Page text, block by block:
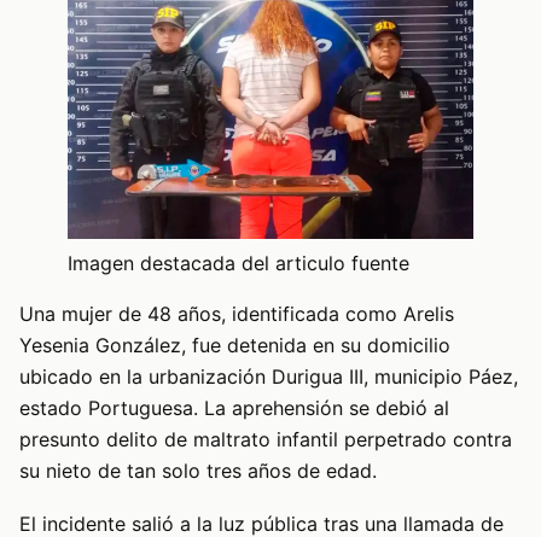
Imagen destacada del articulo fuente
Una mujer de 48 años, identificada como Arelis
Yesenia González, fue detenida en su domicilio
ubicado en la urbanización Durigua III, municipio Páez,
estado Portuguesa. La aprehensión se debió al
presunto delito de maltrato infantil perpetrado contra
su nieto de tan solo tres años de edad.
El incidente salió a la luz pública tras una llamada de